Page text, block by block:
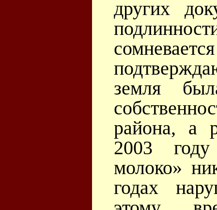
других
земля
района, а
2003 году
молоко»
годах